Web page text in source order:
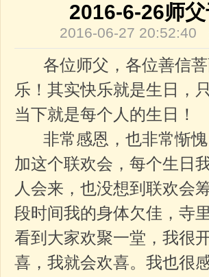
2016-6-26师
2016-06-27 20:52:40
各位师父，各位善信菩
乐！其实快乐就是生日，
当下就是每个人的生日！
非常感恩，也非常惭愧
加这个联欢会，每个生日
人会来，也没想到联欢会
段时间我的身体欠佳，寺
看到大家欢聚一堂，我很
喜，我就会欢喜。我也很